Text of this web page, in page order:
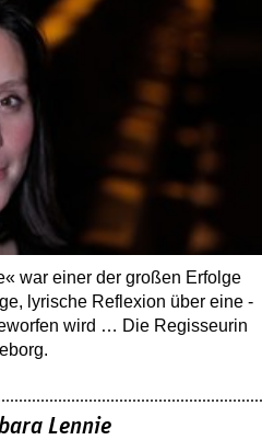
war einer der großen Erfolge
lyrische Reflexion über eine
wird … Die Regisseurin
Lennie